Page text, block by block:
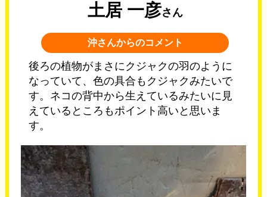
土居 一彦さん
沖さんからのコメント
後ろの植物がまさにクジャクの羽のように
なっていて、色の具合もクジャクみたいで
す。ネコの背中から生えているみたいに見
えているところもポイント高いと思いま
す。